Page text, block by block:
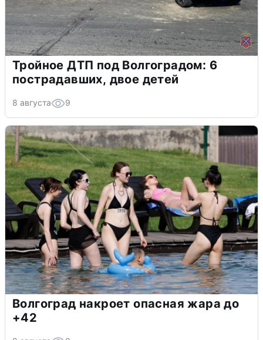
Тройное ДТП под Волгоградом: 6
пострадавших, двое детей
8 августа 9
Волгоград накроет опасная жара до
+42